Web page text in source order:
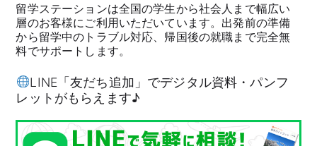
留学ステーションは全国の学生から社会人まで幅広い
層のお客様にご利用いただいています。出発前の準備
から留学中のトラブル対応、帰国後の就職まで完全無
料でサポートします。
LINE「友だち追加」でデジタル資料・パンフ
レットがもらえます♪